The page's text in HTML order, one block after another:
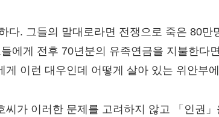
다. 그들의 말대로라면 전쟁으로 죽은 80만
에게 전후 70년분의 유족연금을 지불한다
게 이런 대우인데 어떻게 살아 있는 위안부
씨가 이러한 문제를 고려하지 않고 「인권